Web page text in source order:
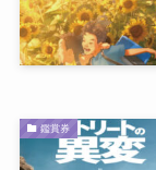
鑑賞券